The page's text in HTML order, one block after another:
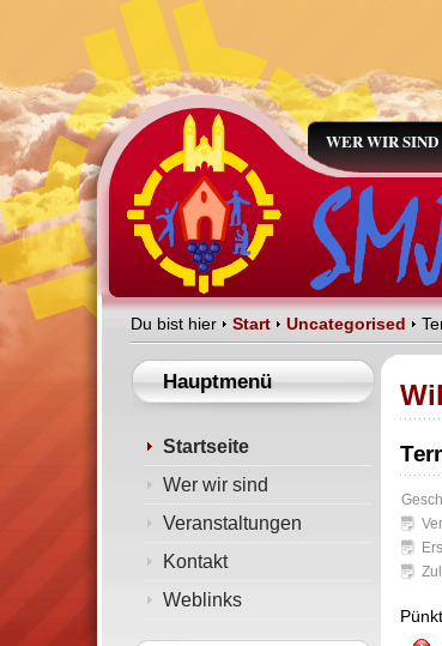
WER WIR SIND
Du bist hier Start Uncategorised
Hauptmenü
Startseite
Wer wir sind
Veranstaltungen
Kontakt
Weblinks